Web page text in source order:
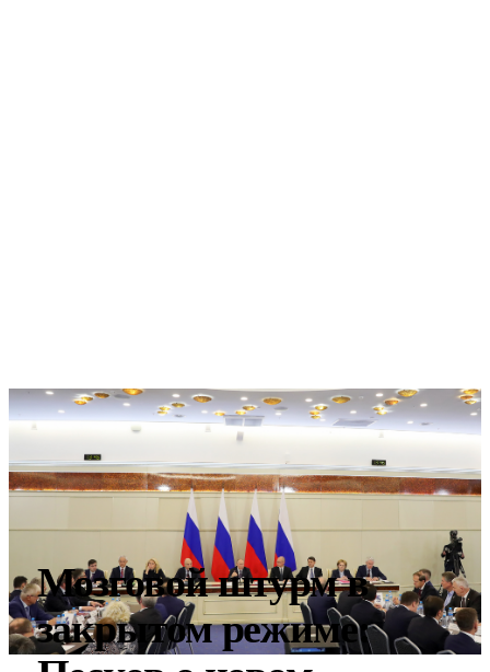
Мозговой штурм в
закрытом режиме: